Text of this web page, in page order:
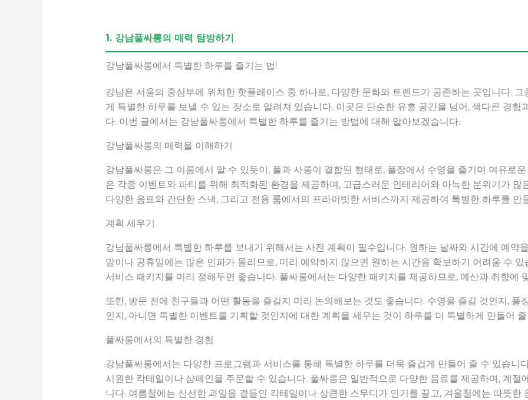
1. 강남풀싸롱의 매력 탐방하기
강남풀싸롱에서 특별한 하루를 즐기는 법!
강남은 서울의 중심부에 위치한 핫플레이스 중 하나로, 다양한 문화와 트렌드가 공존하는 곳입니다.
게 특별한 하루를 보낼 수 있는 장소로 알려져 있습니다. 이곳은 단순한 유흥 공간을 넘어, 색다른 경험
다. 이번 글에서는 강남풀싸롱에서 특별한 하루를 즐기는 방법에 대해 알아보겠습니다.
강남풀싸롱의 매력을 이해하기
강남풀싸롱은 그 이름에서 알 수 있듯이, 풀과 사롱이 결합된 형태로, 풀장에서 수영을 즐기며 여유로
은 각종 이벤트와 파티를 위해 최적화된 환경을 제공하며, 고급스러운 인테리어와 아늑한 분위기가 많
다양한 음료와 간단한 스낵, 그리고 전용 룸에서의 프라이빗한 서비스까지 제공하여 특별한 하루를 만
계획 세우기
강남풀싸롱에서 특별한 하루를 보내기 위해서는 사전 계획이 필수입니다. 원하는 날짜와 시간에 예약
말이나 공휴일에는 많은 인파가 몰리므로, 미리 예약하지 않으면 원하는 시간을 확보하기 어려울 수
서비스 패키지를 미리 정해두면 좋습니다. 풀싸롱에서는 다양한 패키지를 제공하므로, 예산과 취향에
또한, 방문 전에 친구들과 어떤 활동을 즐길지 미리 논의해보는 것도 좋습니다. 수영을 즐길 것인지, 풀
인지, 아니면 특별한 이벤트를 기획할 것인지에 대한 계획을 세우는 것이 하루를 더 특별하게 만들어
풀싸롱에서의 특별한 경험
강남풀싸롱에서는 다양한 프로그램과 서비스를 통해 특별한 하루를 더욱 즐겁게 만들어 줄 수 있습니
시원한 칵테일이나 샴페인을 주문할 수 있습니다. 풀싸롱은 일반적으로 다양한 음료를 제공하며, 계절
니다. 여름철에는 신선한 과일을 곁들인 칵테일이나 상큼한 스무디가 인기를 끌고, 겨울철에는 따뜻한